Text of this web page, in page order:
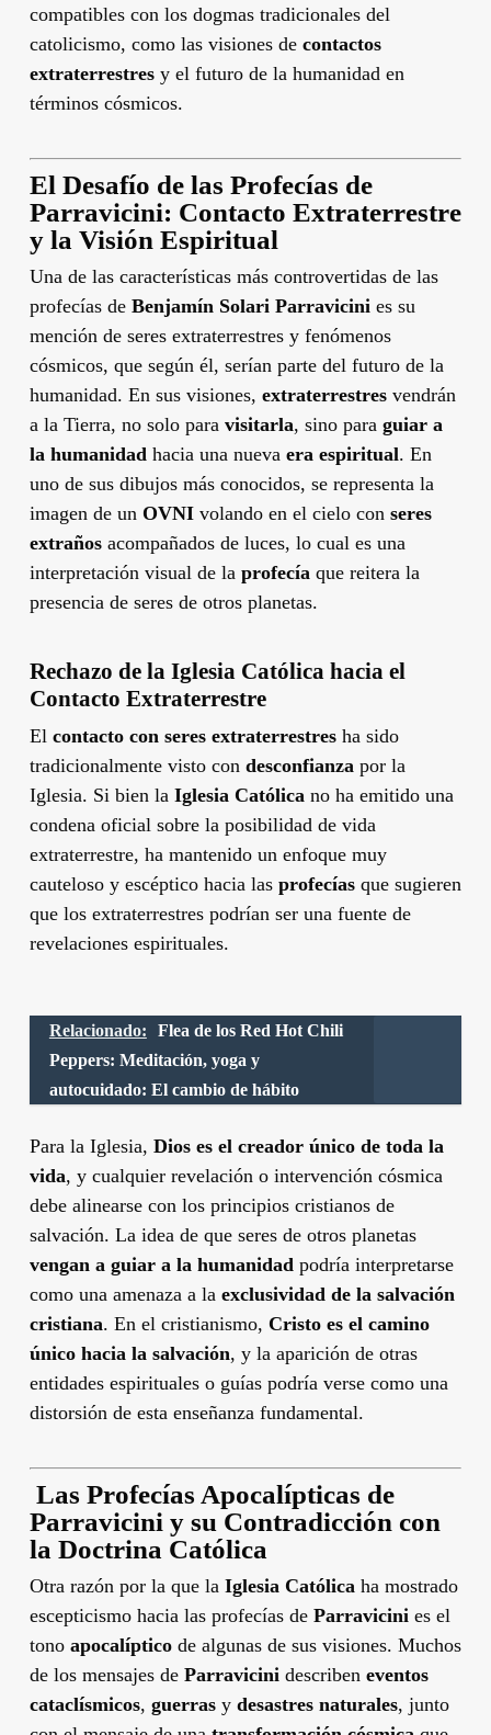
compatibles con los dogmas tradicionales del
catolicismo, como las visiones de contactos
extraterrestresy el futuro de la humanidad en
términos cósmicos.
El Desafío de las Profecías de
Parravicini: Contacto Extraterrestre
y la Visión Espiritual
Una de las características más controvertidas de las
profecías de Benjamín Solari Parravicini es su
mención de seres extraterrestres y fenómenos
cósmicos, que según él, serían parte del futuro de la
humanidad. En sus visiones, extraterrestresvendrán
a la Tierra, no solo para visitarla, sino para guiar a
la humanidad hacia una nueva era espiritual. En
uno de sus dibujos más conocidos, se representa la
imagen de un OVNIvolando en el cielo con seres
extrañosacompañados de luces, lo cual es una
interpretación visual de la profecía que reitera la
presencia de seres de otros planetas.
Rechazo de la Iglesia Católica hacia el
Contacto Extraterrestre
El contacto con seres extraterrestresha sido
tradicionalmente visto con desconfianza por la
Iglesia. Si bien la Iglesia Católica no ha emitido una
condena oficial sobre la posibilidad de vida
extraterrestre, ha mantenido un enfoque muy
cauteloso y escéptico hacia las profecíasque sugieren
que los extraterrestres podrían ser una fuente de
revelaciones espirituales.
Relacionado:
Flea de los Red Hot Chili
Peppers: Meditación, yoga y
autocuidado: El cambio de hábito
Para la Iglesia, Dios es el creador único de toda la
vida, y cualquier revelación o intervención cósmica
debe alinearse con los principios cristianos de
salvación. La idea de que seres de otros planetas
vengan a guiar a la humanidad podría interpretarse
como una amenaza a la exclusividad de la salvación
cristiana. En el cristianismo, Cristo es el camino
único hacia la salvación, y la aparición de otras
entidades espirituales o guías podría verse como una
distorsión de esta enseñanza fundamental.
Las Profecías Apocalípticas de
Parravicini y su Contradicción con
la Doctrina Católica
Otra razón por la que la Iglesia Católica ha mostrado
escepticismo hacia las profecías de Parravicini es el
tono apocalípticode algunas de sus visiones. Muchos
de los mensajes de Parravicini describen eventos
cataclísmicos, guerrasy desastres naturales, junto